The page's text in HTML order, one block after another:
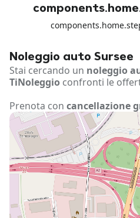
Noleggio auto Sursee
Stai cercando un noleggio
TiNoleggio confronti le
Prenota con cancellazione